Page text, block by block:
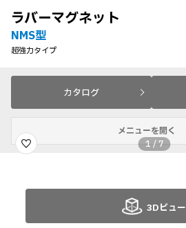
ラバーマグネット
NMS型
超強力タイプ
カタログ
メニューを開く
1 /7
3Dビュー